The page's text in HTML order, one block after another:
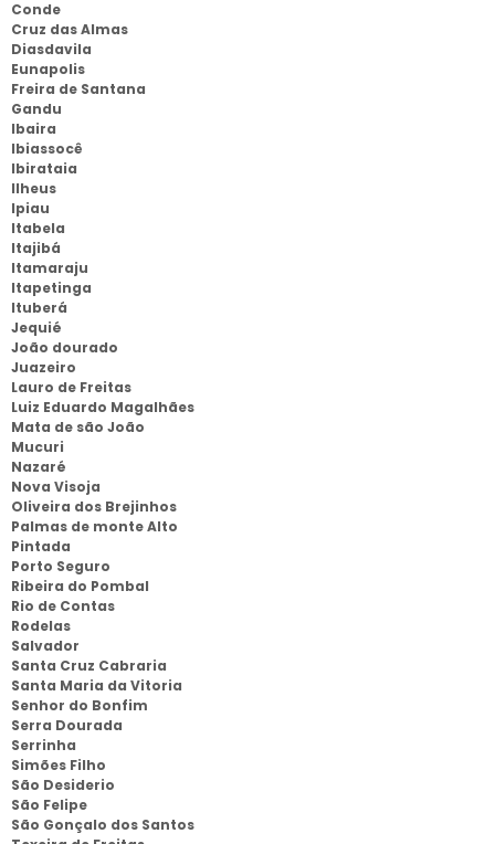
Conde
Cruz das Almas
Diasdavila
Eunapolis
Freira de Santana
Gandu
Ibaira
Ibiassocê
Ibirataia
Ilheus
Ipiau
Itabela
Itajibá
Itamaraju
Itapetinga
Ituberá
Jequié
João dourado
Juazeiro
Lauro de Freitas
Luiz Eduardo Magalhães
Mata de são João
Mucuri
Nazaré
Nova Visoja
Oliveira dos Brejinhos
Palmas de monte Alto
Pintada
Porto Seguro
Ribeira do Pombal
Rio de Contas
Rodelas
Salvador
Santa Cruz Cabraria
Santa Maria da Vitoria
Senhor do Bonfim
Serra Dourada
Serrinha
Simões Filho
São Desiderio
São Felipe
São Gonçalo dos Santos